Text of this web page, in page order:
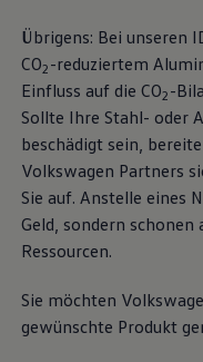
Übrigens: Bei unseren
CO2 -reduziertem
Einfluss auf die CO2 -
Sollte Ihre Stahl- oder
beschädigt sein,
Volkswagen Partners
Sie auf. Anstelle eines
Geld, sondern
Ressourcen.
Sie möchten
gewünschte Produkt